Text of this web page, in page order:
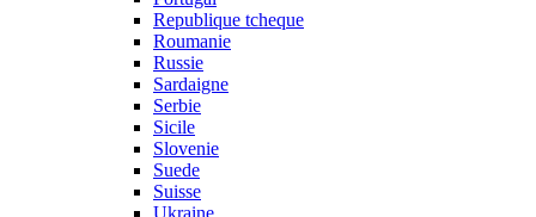
Republique tcheque
Roumanie
Russie
Sardaigne
Serbie
Sicile
Slovenie
Suede
Suisse
Ukraine